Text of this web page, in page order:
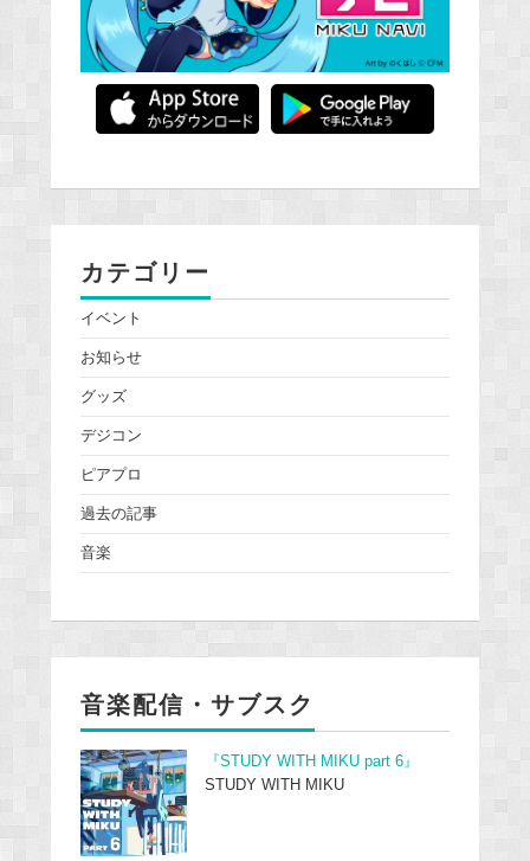
カテゴリー
イベント
お知らせ
グッズ
デジコン
ピアプロ
過去の記事
音楽
音楽配信・サブスク
『STUDY WITH MIKU part 6』
STUDY WITH MIKU